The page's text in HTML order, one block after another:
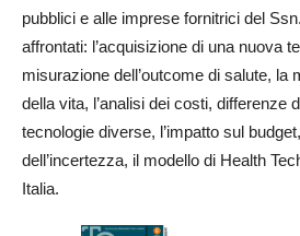
pubblici e alle imprese fornitrici del
affrontati: l’acquisizione di una nuova
misurazione dell’outcome di salute, la
della vita, l’analisi dei costi, differenze
tecnologie diverse, l’impatto sul
dell’incertezza, il modello di Health
Italia.